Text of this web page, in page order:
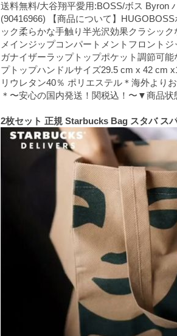
送料無料/大谷翔平愛用:BOSS/ボス Byron
(90416966) 【商品について】
ック柔らかな手触り半光沢効果クラシッ
メインジップコンパートメントフロント
ガナイザーラップトップポケット調節可
プトップハンドルサイズ29.5 cm x 42 cm
リウレタン40％ ポリエステル＊海外より
＊〜安心の国内発送！関税込！〜▼商品
2枚セット 正規 Starbucks Bag スタバ ス